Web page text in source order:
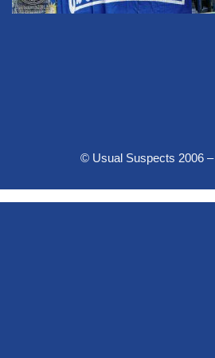
© Usual Suspects 2006 –